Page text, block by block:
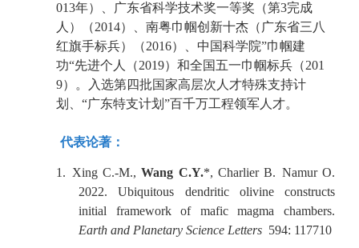
013年）、广东省科学技术奖一等奖（第3完成
人）（2014）、南粤巾帼创新十杰（广东省三八
红旗手标兵）（2016）、中国科学院”巾帼建
功“先进个人（2019）和全国五一巾帼标兵（201
9）。入选第四批国家高层次人才特殊支持计
划
“广东特支计划 ”百千万工程领军人才。
代表论著：
1. Xing C.-M.,Wang C.Y.*, Charlier B. Namur O.
2022. Ubiquitous dendritic olivine constructs
initial framework of mafic magma chambers.
Earth and Planetary Science Letters 594: 117710